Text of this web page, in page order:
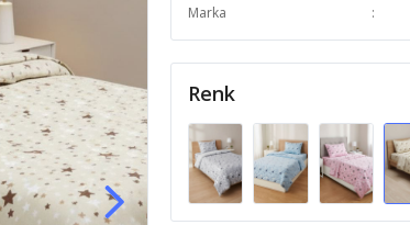
Marka
Renk